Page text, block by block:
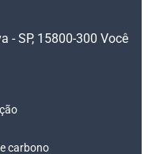
- SP, 15800-300 Você
carbono